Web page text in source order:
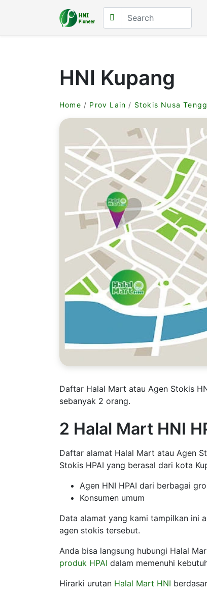
HNI Kupang
Home / Prov Lain / Stokis Nusa
Daftar Halal Mart atau Agen Stokis
sebanyak 2 orang.
2 Halal Mart HNI
Daftar alamat Halal Mart atau Agen
Stokis HPAI yang berasal dari kota
Agen HNI HPAI dari berbagai
Konsumen umum
Data alamat yang kami tampilkan ini
agen stokis tersebut.
Anda bisa langsung hubungi Halal
produk HPAI dalam memenuhi
Hirarki urutan Halal Mart HNI